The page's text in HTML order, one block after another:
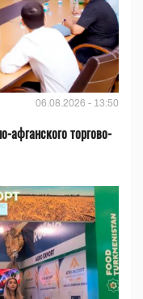
06.08.2026 - 13:50
афганского торгово-